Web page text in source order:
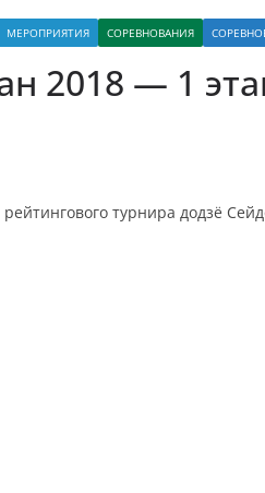
МЕРОПРИЯТИЯ СОРЕВНОВАНИЯ
2018 — 1
турнира додзё